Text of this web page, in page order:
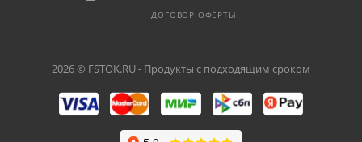
ДОГОВОР ОФЕРТЫ
2026 © FSTOK.RU - Продукты с подходящим сроком